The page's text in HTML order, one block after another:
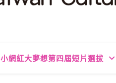
小網紅大夢想第四屆短片選拔